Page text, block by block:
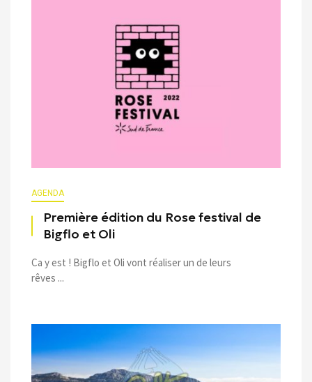
AGENDA
Première édition du Rose festival de
Bigflo et Oli
Ca y est ! Bigflo et Oli vont réaliser un de leurs
rêves ...